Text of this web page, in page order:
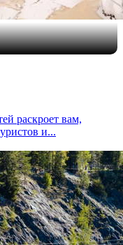
раскроет вам,
и...